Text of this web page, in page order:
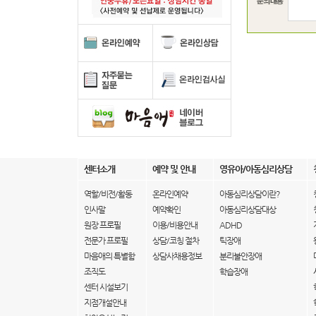
센터소개 예약 및 안내 영유아/아동심리상담
역할/비전/활동
인사말
원장 프로필
전문가 프로필
마음애의 특별함
조직도
센터 시설보기
지점개설안내
온라인예약
예약확인
이용/비용안내
상담/코칭 절차
상담사채용정보
아동심리상담이란?
아동심리상담대상
ADHD
틱장애
분리불안장애
학습장애